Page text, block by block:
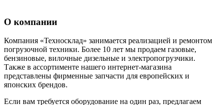
О компании
Компания «Техносклад» занимается реализацией и ремонтом
погрузочной техники. Более 10 лет мы продаем газовые,
бензиновые, вилочные дизельные и электропогрузчики.
Также в ассортименте нашего интернет-магазина
представлены фирменные запчасти для европейских и
японских брендов.
Если вам требуется оборудование на один раз, предлагаем